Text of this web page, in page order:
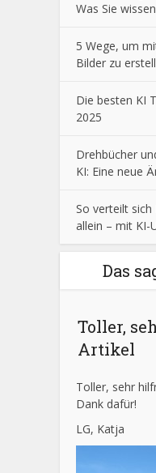
Was Sie
5 Wege, um
Bilder zu
Die besten KI
2025
Drehbücher
KI: Eine neue
So verteilt
allein – mit KI-
Das
Toller,
Artikel
Toller, sehr
Dank dafür!
LG, Katja